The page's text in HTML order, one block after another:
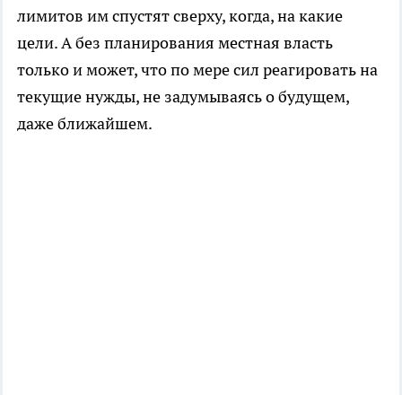
лимитов им спустят сверху, когда, на какие
цели. А без планирования местная власть
только и может, что по мере сил реагировать на
текущие нужды, не задумываясь о будущем,
даже ближайшем.